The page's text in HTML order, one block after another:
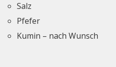
Salz
Pfefer
Kumin – nach Wunsch